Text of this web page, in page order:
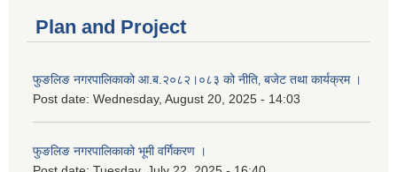
Plan and Project
फुङलिङ नगरपालिकाको आ.ब.२०८२।०८३ को नीति‚ बजेट तथा कार्यक्रम ।
Post date: Wednesday, August 20, 2025 - 14:03
फुङलिङ नगरपालिकाको भूमी वर्गिकरण ।